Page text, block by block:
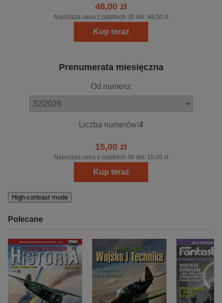
48,00 zł
Najniższa cena z ostatnich 30 dni: 48,00 zł
Kup teraz
Prenumerata miesięczna
Od numeru:
Liczba numerów:4
15,00 zł
Najniższa cena z ostatnich 30 dni: 15,00 zł
Kup teraz
High-contrast mode
Polecane